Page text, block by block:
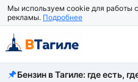
Мы используем cookie для работы
рекламы. Подробнее
Все новости
Бензин в Тагиле: где есть,